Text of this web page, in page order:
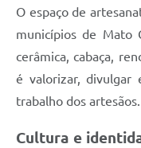
O espaço de
municípios de Mato
cerâmica, cabaça,
é valorizar, divulgar
trabalho dos artesãos.
Cultura e